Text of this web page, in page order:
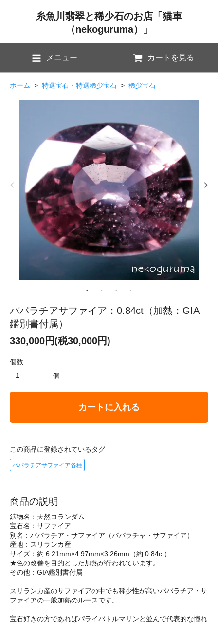
糸魚川翡翠と稀少石のお店「猫車
（nekoguruma）」
メニュー カートを見る
ホーム > 特選宝石・特選稀少宝石 > 稀少宝石
パパラチアサファイア：0.84ct（加熱：GIA
鑑別書付属）
330,000円(税30,000円)
個数
個
カートに入れる
この商品に登録されているタグ
パパラチアサファイア各種
商品の説明
鉱物名：天然コランダム
宝石名：サファイア
別名：パパラチア・サファイア（パパラチャ・サファイア）
産地：スリランカ産
サイズ：約 6.21mm×4.97mm×3.26mm（約 0.84ct）
★色の改善を目的とした加熱が行われています。
その他：GIA鑑別書付属
スリランカ産のサファイアの中でも稀少性が高いパパラチア・サ
ファイアの一般加熱のルースです。
宝石好きの方であればパライバトルマリンと並んで代表的な憧れ